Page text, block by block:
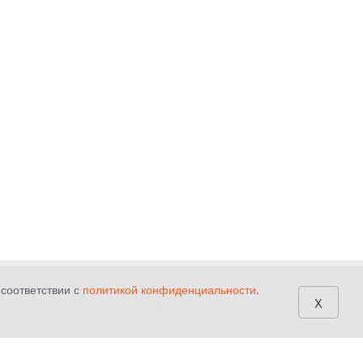
с политикой конфиденциальности.
x